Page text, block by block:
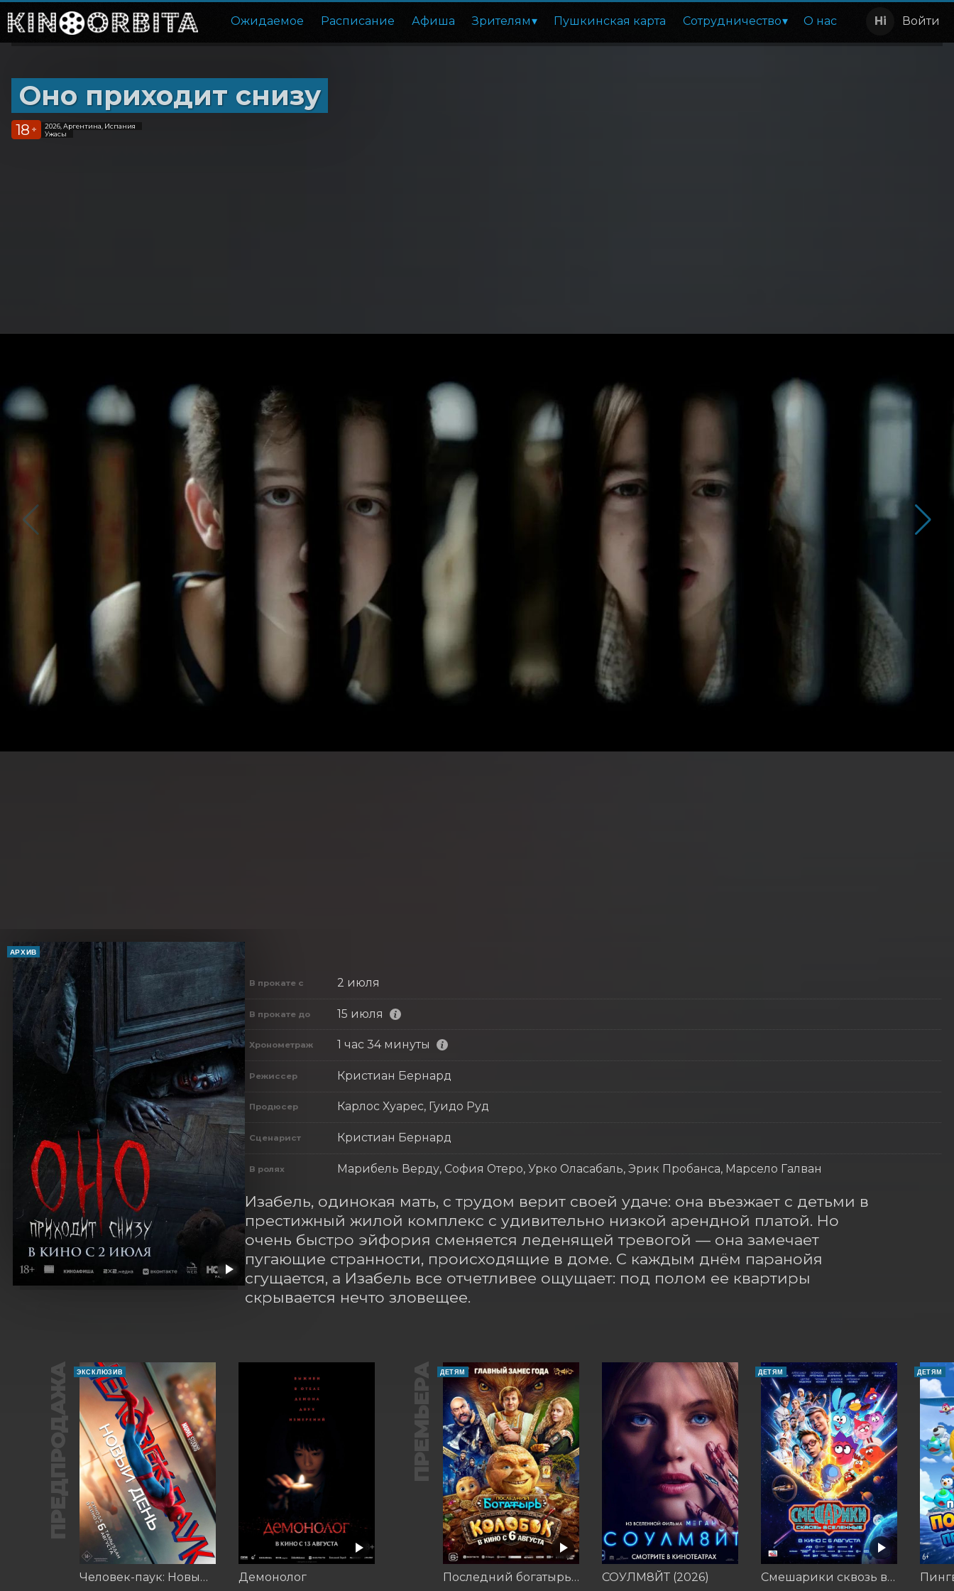
Ожидаемое Расписание Афиша Зрителям Пушкинская карта Сотрудничество О нас Войти
Оно приходит снизу
18 +
2026, Аргентина, Испания
Ужасы
АРХИВ
В прокате с 2 июля
В прокате до 15 июля
Хронометраж 1 час 34 минуты
Режиссер Кристиан Бернард
Продюсер Карлос Хуарес, Гуидо Руд
Сценарист Кристиан Бернард
В ролях Марибель Верду, София Отеро, Урко Оласабаль, Эрик Пробанса, Марсело Галван
Изабель, одинокая мать, с трудом верит своей удаче: она въезжает с детьми в
престижный жилой комплекс с удивительно низкой арендной платой. Но
очень быстро эйфория сменяется леденящей тревогой — она замечает
пугающие странности, происходящие в доме. С каждым днём паранойя
сгущается, а Изабель все отчетливее ощущает: под полом ее квартиры
скрывается нечто зловещее.
ПРЕДПРОДАЖА ЭКСКЛЮЗИВ
Человек-паук: Новый день (2026) Демонолог
ПРЕМЬЕРА ДЕТЯМ
Последний богатырь. Колобок СОУЛМ8ЙТ (2026)
ДЕТЯМ
Смешарики сквозь вселенные
ДЕТЯМ